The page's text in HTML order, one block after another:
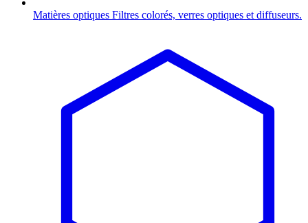
Matières optiques Filtres colorés, verres optiques et diffuseurs.